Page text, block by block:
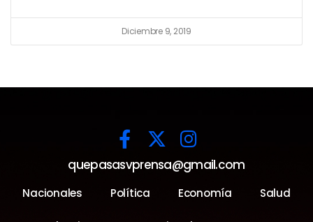
Diciembre 9, 2019
quepasasvprensa@gmail.com
Nacionales Política Economía Salud